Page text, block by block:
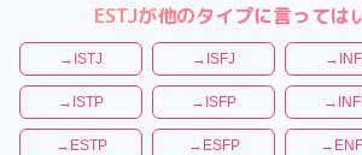
ESTJが他のタイプに言っては
→ ISTJ → ISFJ →
→ ISTP → ISFP →
→ ESTP → ESFP →